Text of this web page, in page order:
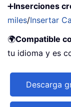
➕Inserciones
miles/Insertar
🌍Compatible
tu idioma y es
Descarga